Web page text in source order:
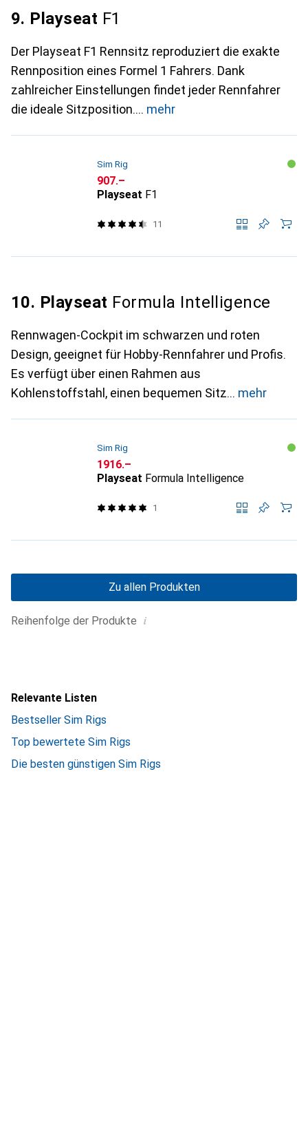
9. Playseat F1
Der Playseat F1 Rennsitz reproduziert die exakte
Rennposition eines Formel 1 Fahrers. Dank
zahlreicher Einstellungen findet jeder Rennfahrer
die ideale Sitzposition.
mehr
Sim Rig
CHF
907.–
Playseat F1
11
10. Playseat Formula Intelligence
Rennwagen-Cockpit im schwarzen und roten
Design, geeignet für Hobby-Rennfahrer und Profis.
Es verfügt über einen Rahmen aus
Kohlenstoffstahl, einen bequemen Sitz
mehr
Sim Rig
CHF
1916.–
Playseat Formula Intelligence
1
Reihenfolge der Produkte i
Zu allen Produkten
Relevante Listen
Bestseller Sim Rigs
Top bewertete Sim Rigs
Die besten günstigen Sim Rigs